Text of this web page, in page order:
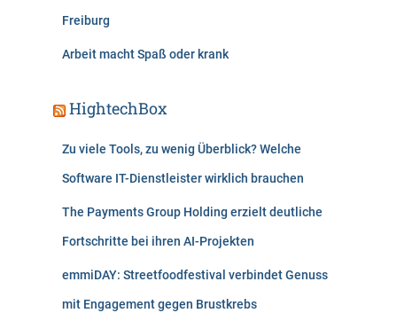
Freiburg
Arbeit macht Spaß oder krank
HightechBox
Zu viele Tools, zu wenig Überblick? Welche
Software IT-Dienstleister wirklich brauchen
The Payments Group Holding erzielt deutliche
Fortschritte bei ihren AI-Projekten
emmiDAY: Streetfoodfestival verbindet Genuss
mit Engagement gegen Brustkrebs